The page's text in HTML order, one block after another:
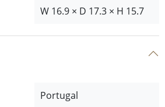
W 16.9 × D 17.3 × H 15.7
Portugal